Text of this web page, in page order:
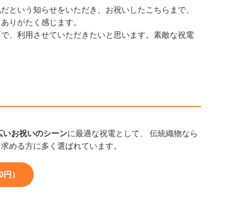
という知らせをいただき、お祝いしたこちらまで、
りがたく感じます。
、利用させていただきたいと思います。素敵な祝電
いお祝いのシーンに最適な祝電として、 伝統織物なら
める方に多く選ばれています。
）